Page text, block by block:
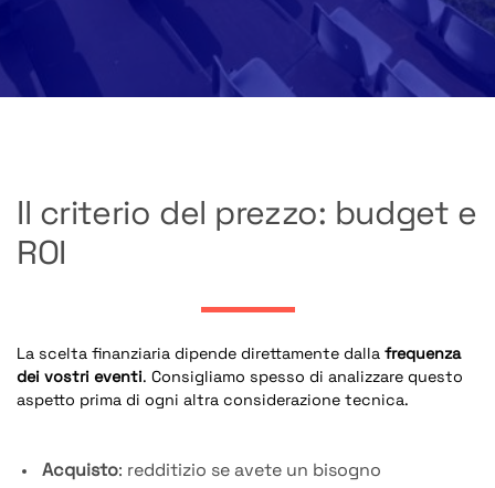
Il criterio del prezzo: budget e
ROI
La scelta finanziaria dipende direttamente dalla frequenza
dei vostri eventi. Consigliamo spesso di analizzare questo
aspetto prima di ogni altra considerazione tecnica.
Acquisto: redditizio se avete un bisogno